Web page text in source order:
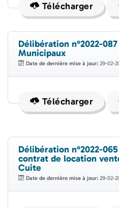
Télécharger
Délibération n°2022-
Municipaux
Date de dernière mise à jour: 29-02-
Télécharger
Délibération n°2022-
contrat de location
Cuite
Date de dernière mise à jour: 29-02-